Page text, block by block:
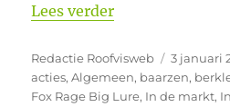
Lees verder“Weer nieuwe
Auteur
Redactie Roofvisweb
Geplaatst
op
3 januari
acties,Algemeen, baarzen,
Fox Rage Big Lure, In de markt,